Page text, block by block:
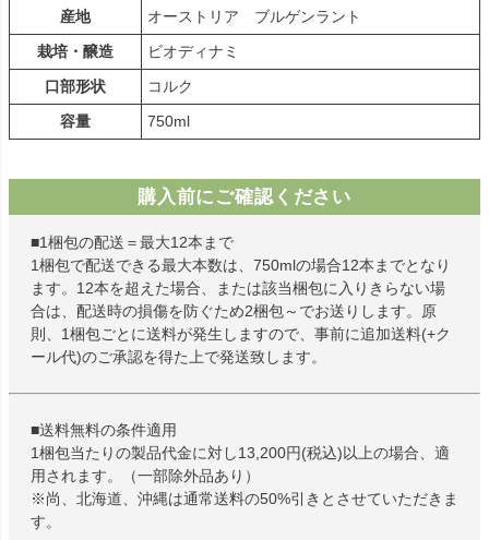
産地
オーストリア ブルゲンラント
栽培・醸造
ビオディナミ
口部形状
コルク
容量
750ml
購入前にご確認ください
■1梱包の配送＝最大12本まで
1梱包で配送できる最大本数は、750mlの場合12本までとなり
ます。12本を超えた場合、または該当梱包に入りきらない場
合は、配送時の損傷を防ぐため2梱包～でお送りします。原
則、1梱包ごとに送料が発生しますので、事前に追加送料(+ク
ール代)のご承認を得た上で発送致します。
■送料無料の条件適用
1梱包当たりの製品代金に対し13,200円(税込)以上の場合、適
用されます。（一部除外品あり）
※尚、北海道、沖縄は通常送料の50%引きとさせていただきま
す。